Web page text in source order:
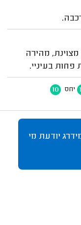
מהירה
בעיניי.
יחס 10
יודעת מי